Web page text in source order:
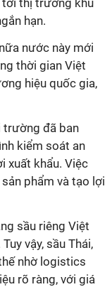
tới thị trường khu
hạn.
nước này mới
thời gian Việt
hiệu quốc gia,
trường đã ban
kiểm soát an
xuất khẩu. Việc
phẩm và tạo lợi
sầu riêng Việt
vậy, sầu Thái,
nhờ logistics
rõ ràng, với giá